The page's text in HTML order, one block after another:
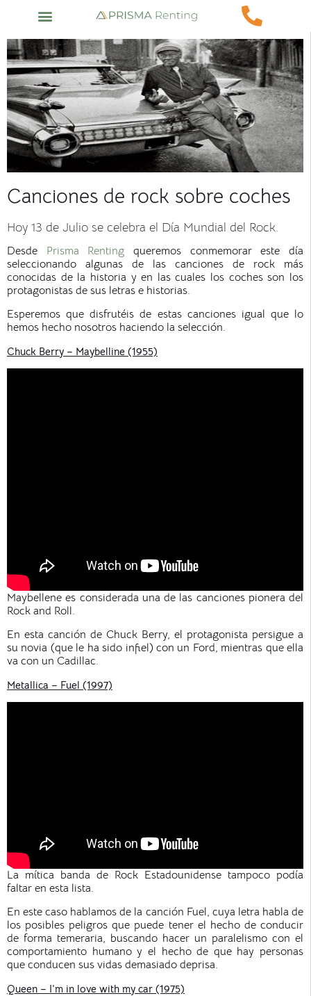
Canciones de rock sobre coches
Hoy 13 de Julio se celebra el Día Mundial del Rock.
Desde Prisma Renting queremos conmemorar este día
seleccionando algunas de las canciones de rock más
conocidas de la historia y en las cuales los coches son los
protagonistas de sus letras e historias.
Esperemos que disfrutéis de estas canciones igual que lo
hemos hecho nosotros haciendo la selección.
Chuck Berry – Maybelline (1955)
Maybellene es considerada una de las canciones pionera del
Rock and Roll.
En esta canción de Chuck Berry, el protagonista persigue a
su novia (que le ha sido infiel) con un Ford, mientras que ella
va con un Cadillac.
Metallica – Fuel (1997)
La mítica banda de Rock Estadounidense tampoco podía
faltar en esta lista.
En este caso hablamos de la canción Fuel, cuya letra habla de
los posibles peligros que puede tener el hecho de conducir
de forma temeraria, buscando hacer un paralelismo con el
comportamiento humano y el hecho de que hay personas
que conducen sus vidas demasiado deprisa.
Queen – I’m in love with my car (1975)